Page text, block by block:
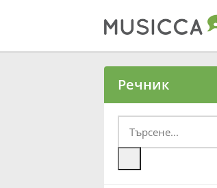
Български
Речник